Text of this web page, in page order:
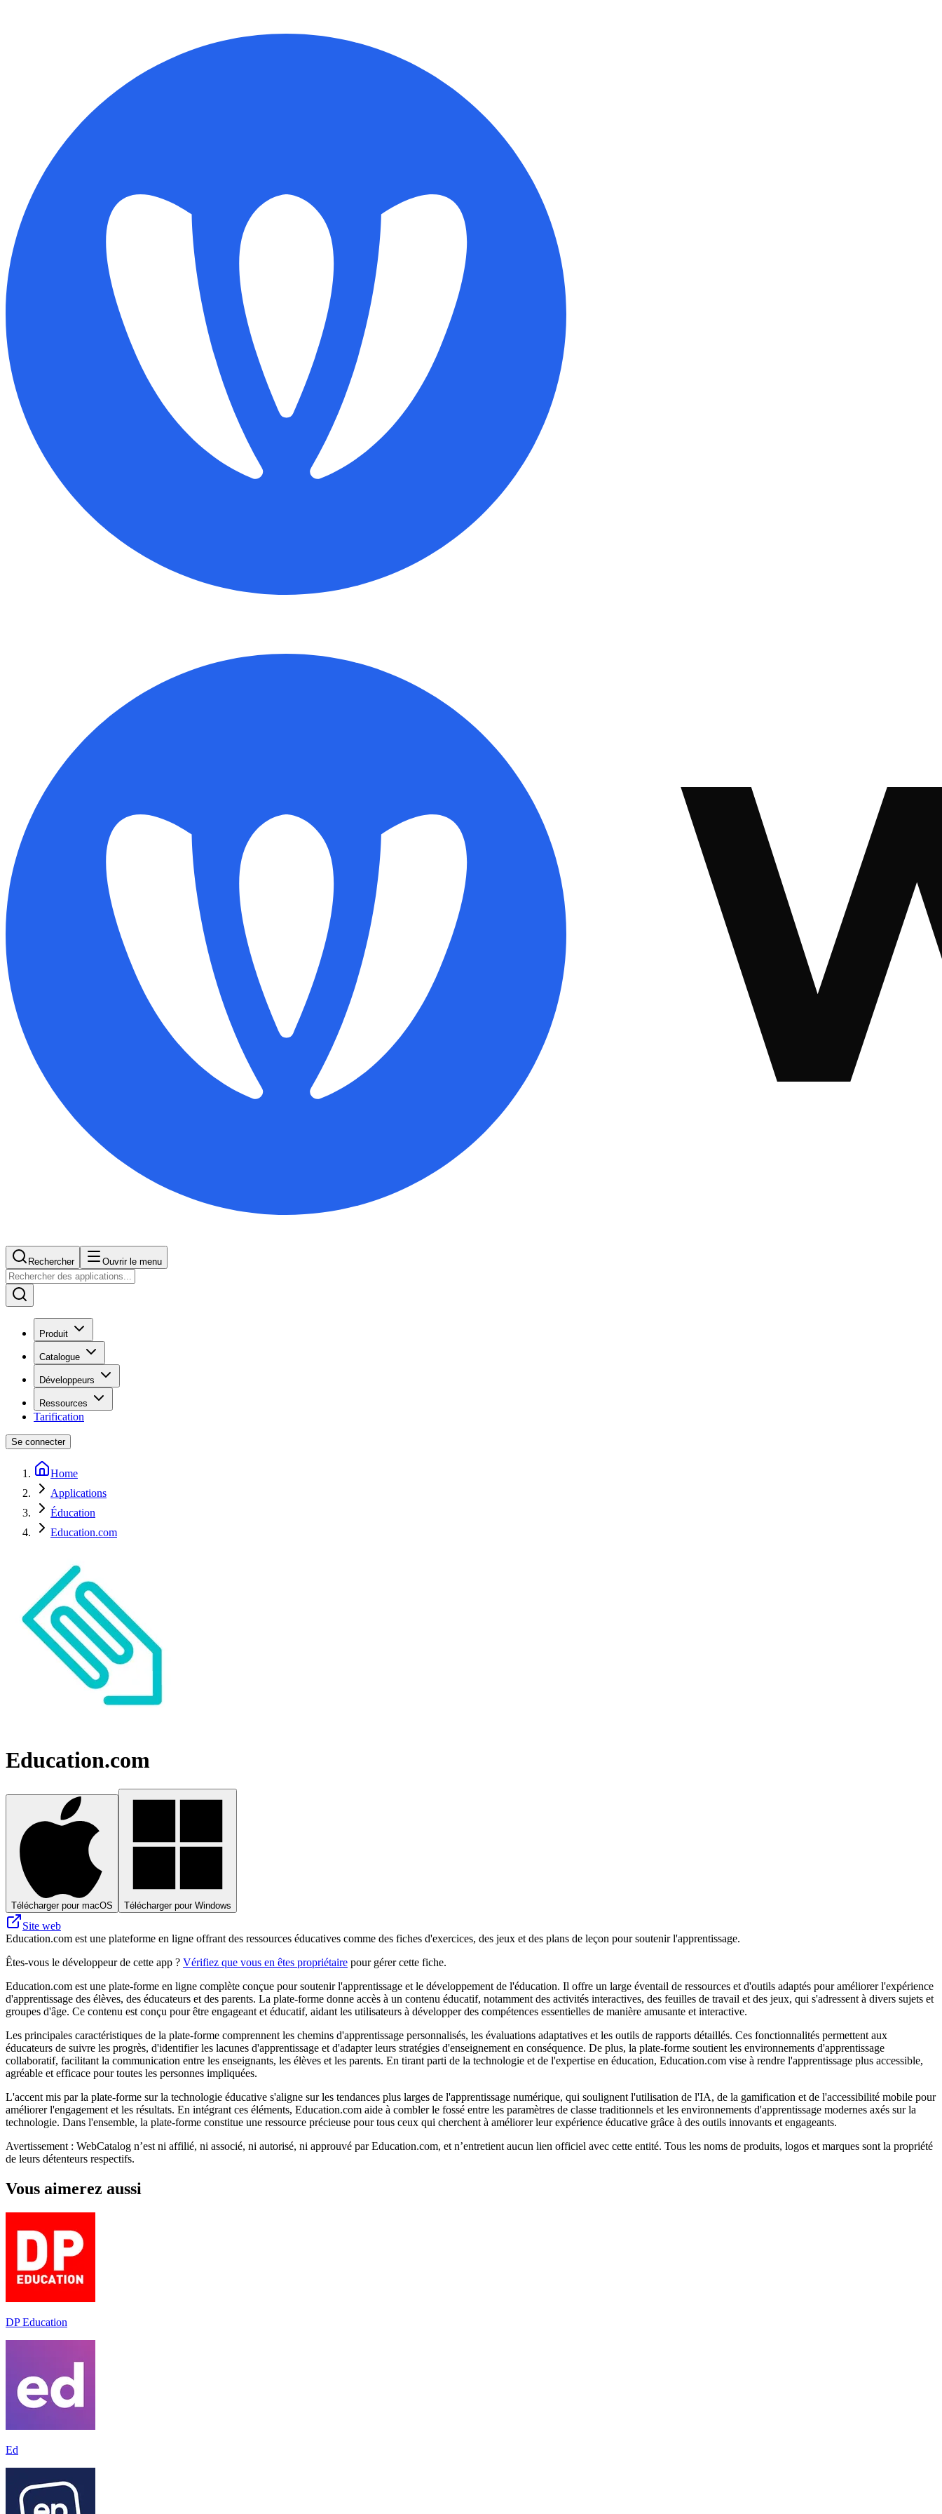
Rechercher Ouvrir le menu
Produit
Catalogue
Développeurs
Ressources
Tarification
Se connecter
Home
Applications
Éducation
Education.com
Education.com
Télécharger pour macOS Télécharger pour Windows
Site web
Education.com est une plateforme en ligne offrant des ressources éducatives comme des fiches d'exercices, des jeux et des plans de leçon pour soutenir l'apprentissage.
Êtes-vous le développeur de cette app ? Vérifiez que vous en êtes propriétaire pour gérer cette fiche.
Education.com est une plate-forme en ligne complète conçue pour soutenir l'apprentissage et le développement de l'éducation. Il offre un large éventail de ressources et d'outils adaptés pour améliorer l'expérience
d'apprentissage des élèves, des éducateurs et des parents. La plate-forme donne accès à un contenu éducatif, notamment des activités interactives, des feuilles de travail et des jeux, qui s'adressent à divers sujets et
groupes d'âge. Ce contenu est conçu pour être engageant et éducatif, aidant les utilisateurs à développer des compétences essentielles de manière amusante et interactive.
Les principales caractéristiques de la plate-forme comprennent les chemins d'apprentissage personnalisés, les évaluations adaptatives et les outils de rapports détaillés. Ces fonctionnalités permettent aux
éducateurs de suivre les progrès, d'identifier les lacunes d'apprentissage et d'adapter leurs stratégies d'enseignement en conséquence. De plus, la plate-forme soutient les environnements d'apprentissage
collaboratif, facilitant la communication entre les enseignants, les élèves et les parents. En tirant parti de la technologie et de l'expertise en éducation, Education.com vise à rendre l'apprentissage plus accessible,
agréable et efficace pour toutes les personnes impliquées.
L'accent mis par la plate-forme sur la technologie éducative s'aligne sur les tendances plus larges de l'apprentissage numérique, qui soulignent l'utilisation de l'IA, de la gamification et de l'accessibilité mobile pour
améliorer l'engagement et les résultats. En intégrant ces éléments, Education.com aide à combler le fossé entre les paramètres de classe traditionnels et les environnements d'apprentissage modernes axés sur la
technologie. Dans l'ensemble, la plate-forme constitue une ressource précieuse pour tous ceux qui cherchent à améliorer leur expérience éducative grâce à des outils innovants et engageants.
Avertissement : WebCatalog n’est ni affilié, ni associé, ni autorisé, ni approuvé par Education.com, et n’entretient aucun lien officiel avec cette entité. Tous les noms de produits, logos et marques sont la propriété
de leurs détenteurs respectifs.
Vous aimerez aussi
DP Education
Ed